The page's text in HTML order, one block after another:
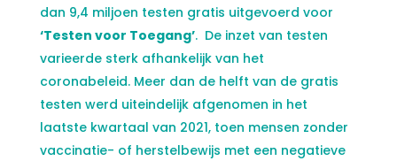
dan 9,4 miljoen testen gratis uitgevoerd voor
‘Testen voor Toegang’. De inzet van testen
varieerde sterk afhankelijk van het
coronabeleid. Meer dan de helft van de gratis
testen werd uiteindelijk afgenomen in het
laatste kwartaal van 2021, toen mensen zonder
vaccinatie- of herstelbewijs met een negatieve